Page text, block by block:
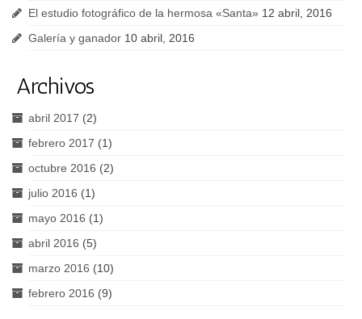
El estudio fotográfico de la hermosa «Santa» 12 abril, 2016
Galería y ganador 10 abril, 2016
Archivos
abril 2017 (2)
febrero 2017 (1)
octubre 2016 (2)
julio 2016 (1)
mayo 2016 (1)
abril 2016 (5)
marzo 2016 (10)
febrero 2016 (9)